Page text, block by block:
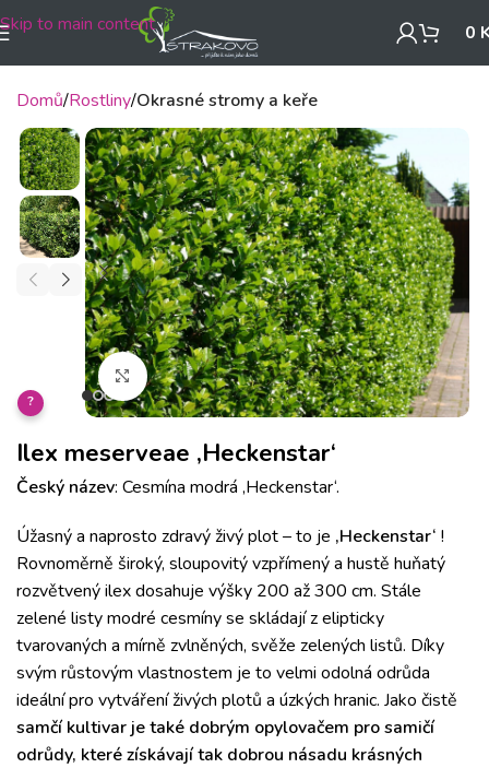
Skip to main content 0
Domů Rostliny Okrasné stromy a keře
Klikněte pro zvětšení
?
Ilex meserveae ‚Heckenstar‘
Český název: Cesmína modrá ‚Heckenstar‘.
Úžasný a naprosto zdravý živý plot – to je ‚Heckenstar‘ !
Rovnoměrně široký, sloupovitý vzpřímený a hustě huňatý
rozvětvený ilex dosahuje výšky 200 až 300 cm. Stále
zelené listy modré cesmíny se skládají z elipticky
tvarovaných a mírně zvlněných, svěže zelených listů. Díky
svým růstovým vlastnostem je to velmi odolná odrůda
ideální pro vytváření živých plotů a úzkých hranic. Jako čistě
samčí kultivar je také dobrým opylovačem pro samičí
odrůdy, které získávají tak dobrou násadu krásných